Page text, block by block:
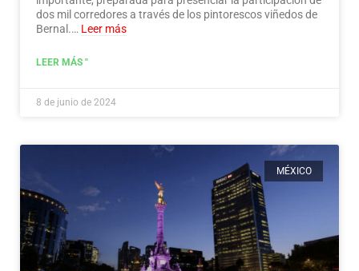
dos mil corredores a través de los pintorescos viñedos de
Bernal.… Leer más
LEER MÁS "
8 de junio de 2024
MÉXICO